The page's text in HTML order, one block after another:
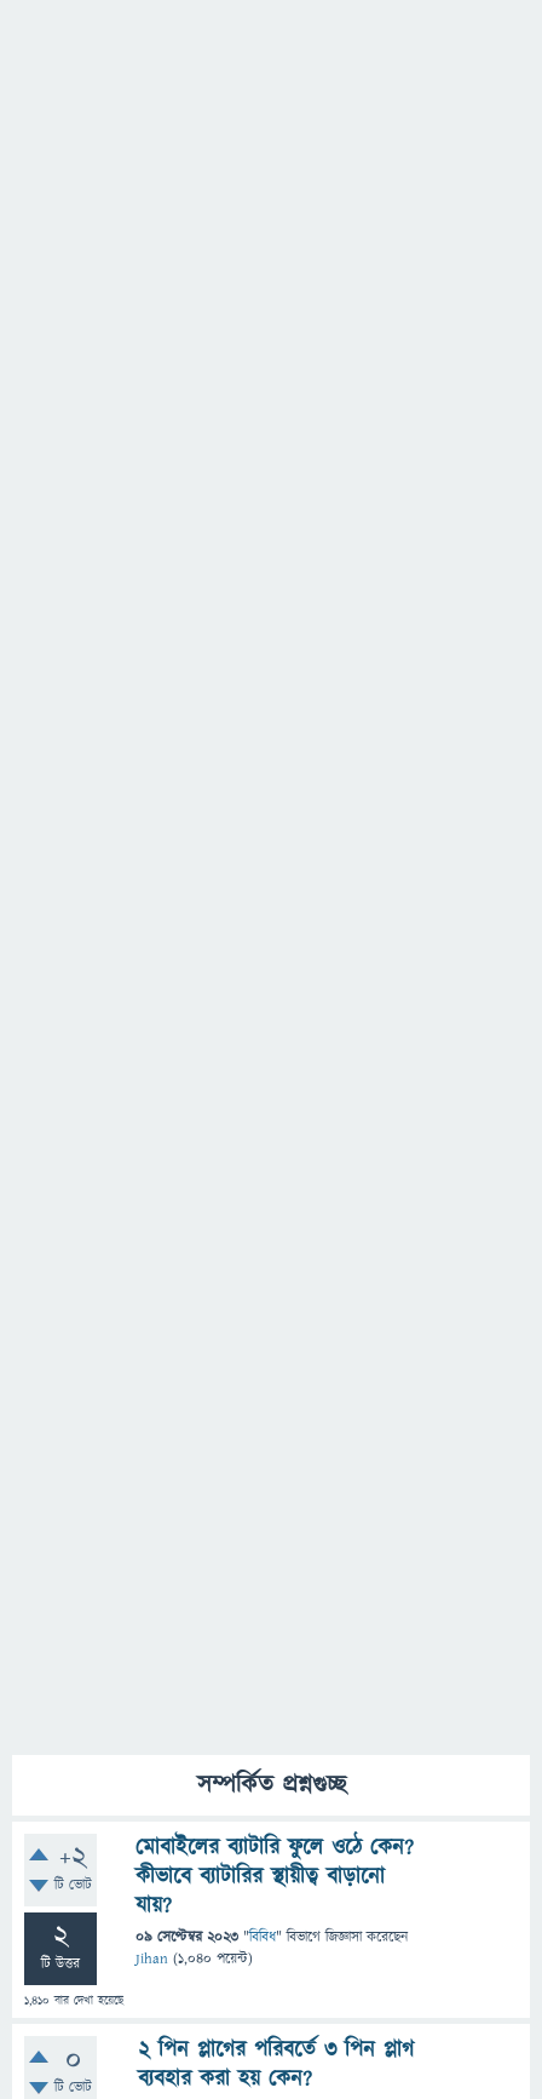
সম্পর্কিত প্রশ্নগুচ্ছ
+2
টি ভোট
2
টি উত্তর
1,410 বার দেখা হয়েছে
মোবাইলের ব্যাটারি ফুলে ওঠে কেন?
কীভাবে ব্যাটারির স্থায়ীত্ব বাড়ানো
যায়?
09 সেপ্টেম্বর 2023 "বিবিধ" বিভাগে জিজ্ঞাসাকরেছেন
Jihan (1,040 পয়েন্ট)
0
টি ভোট
২ পিন প্লাগের পরিবর্তে ৩ পিন প্লাগ
ব্যবহার করা হয় কেন?